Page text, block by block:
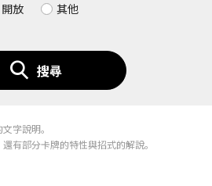
開放 其他
搜尋
字說明。
有部分卡牌的特性與招式的解說。